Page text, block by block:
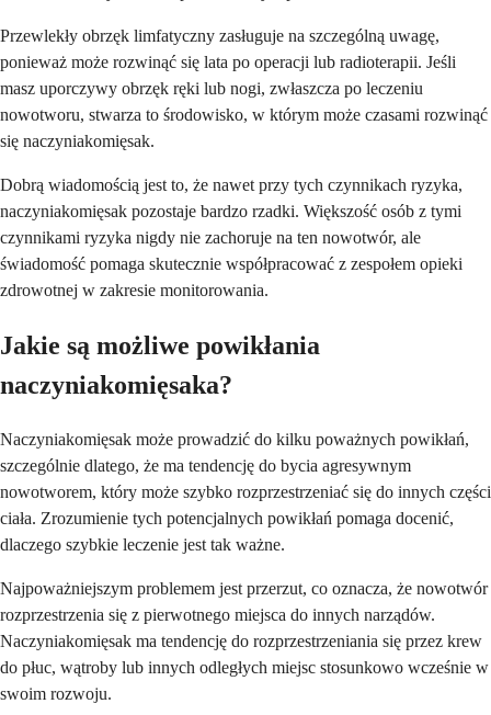
Przewlekły obrzęk limfatyczny zasługuje na szczególną uwagę,
ponieważ może rozwinąć się lata po operacji lub radioterapii. Jeśli
masz uporczywy obrzęk ręki lub nogi, zwłaszcza po leczeniu
nowotworu, stwarza to środowisko, w którym może czasami rozwinąć
się naczyniakomięsak.
Dobrą wiadomością jest to, że nawet przy tych czynnikach ryzyka,
naczyniakomięsak pozostaje bardzo rzadki. Większość osób z tymi
czynnikami ryzyka nigdy nie zachoruje na ten nowotwór, ale
świadomość pomaga skutecznie współpracować z zespołem opieki
zdrowotnej w zakresie monitorowania.
Jakie są możliwe powikłania
naczyniakomięsaka?
Naczyniakomięsak może prowadzić do kilku poważnych powikłań,
szczególnie dlatego, że ma tendencję do bycia agresywnym
nowotworem, który może szybko rozprzestrzeniać się do innych części
ciała. Zrozumienie tych potencjalnych powikłań pomaga docenić,
dlaczego szybkie leczenie jest tak ważne.
Najpoważniejszym problemem jest przerzut, co oznacza, że nowotwór
rozprzestrzenia się z pierwotnego miejsca do innych narządów.
Naczyniakomięsak ma tendencję do rozprzestrzeniania się przez krew
do płuc, wątroby lub innych odległych miejsc stosunkowo wcześnie w
swoim rozwoju.